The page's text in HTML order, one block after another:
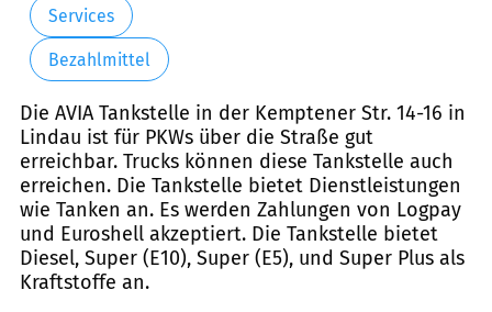
Services
Bezahlmittel
Die AVIA Tankstelle in der Kemptener Str. 14-16 in
Lindau ist für PKWs über die Straße gut
erreichbar. Trucks können diese Tankstelle auch
erreichen. Die Tankstelle bietet Dienstleistungen
wie Tanken an. Es werden Zahlungen von Logpay
und Euroshell akzeptiert. Die Tankstelle bietet
Diesel, Super (E10), Super (E5), und Super Plus als
Kraftstoffe an.